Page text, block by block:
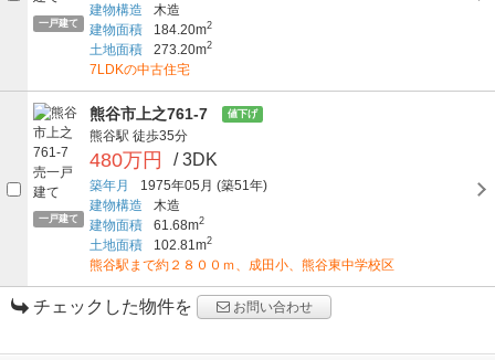
一戸建て
建物構造
木造
建物面積
184.20m2
土地面積 273.20m2
7LDKの中古住宅
一戸建て
熊谷市上之761-7 値下げ
熊谷駅 徒歩35分
480万円 / 3DK
築年月 1975年05月 (築51年)
建物構造
木造
建物面積
61.68m2
土地面積 102.81m2
熊谷駅まで約２８００ｍ、成田小、熊谷東中学校区
チェックした物件を お問い合わせ